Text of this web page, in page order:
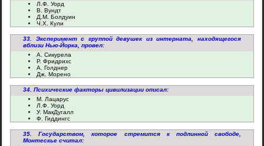
Л.Ф. Уорд
В. Вундт
Д.М. Болдуин
Ч.Х. Кули
33. Эксперимент с группой девушек из интерната, находящегося
вблизи Нью-Йорка, провел:
А. Сикурела
Р. Фридрихс
А. Голднер
Дж. Морено
34. Психические факторы цивилизации описал:
М. Лацарус
Л.Ф. Уорд
У. МакДугалл
Ф. Гиддингс
35. Государством, которое стремится к подлинной свободе,
Монтескье считал: